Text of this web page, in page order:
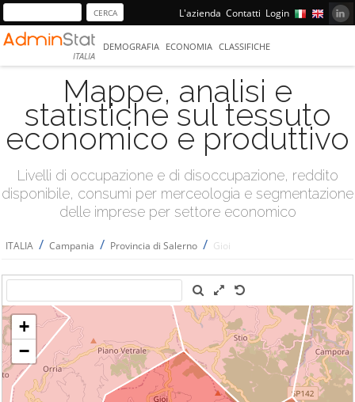
L'azienda Contatti Login
ITALIA
DEMOGRAFIA ECONOMIA CLASSIFICHE
Mappe, analisi e
statistiche sul tessuto
economico e produttivo
Livelli di occupazione e di disoccupazione, reddito
disponibile, consumi per merceologia e segmentazione
delle imprese per settore economico
ITALIA / Campania / Provincia di Salerno / Gioi